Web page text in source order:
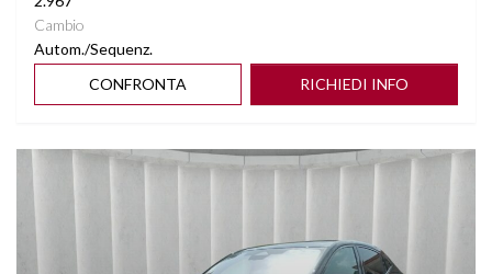
Cambio
Autom./Sequenz.
CONFRONTA
RICHIEDI INFO
Vedi dettagli